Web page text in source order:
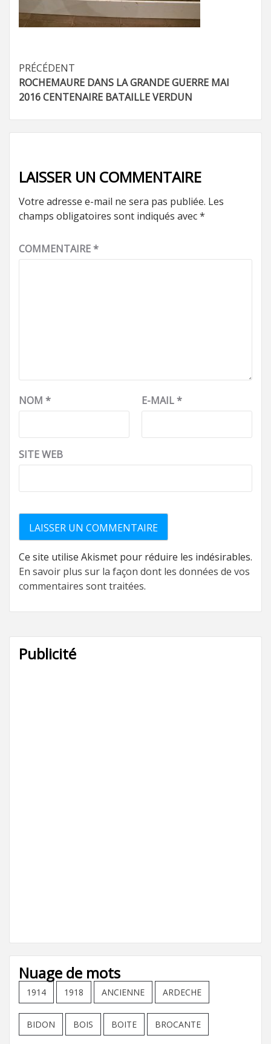
Navigation
d’article
PRÉCÉDENT
ROCHEMAURE DANS LA GRANDE GUERRE MAI
2016 CENTENAIRE BATAILLE VERDUN
LAISSER UN COMMENTAIRE
Votre adresse e-mail ne sera pas publiée. Les
champs obligatoires sont indiqués avec*
COMMENTAIRE*
NOM * E-MAIL*
SITE WEB
Ce site utilise Akismet pour réduire les indésirables.
En savoir plus sur la façon dont les données de vos
commentaires sont traitées.
Publicité
Nuage de mots
1914 1918 ANCIENNE ARDECHE
BIDON BOIS BOITE BROCANTE